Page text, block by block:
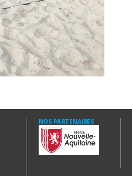
NOS PARTENAIRES